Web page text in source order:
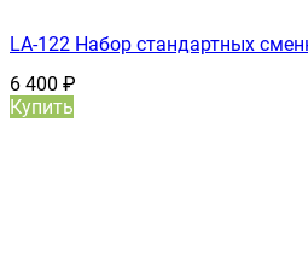
LA-122 Набор стандартных
6 400 ₽
Купить